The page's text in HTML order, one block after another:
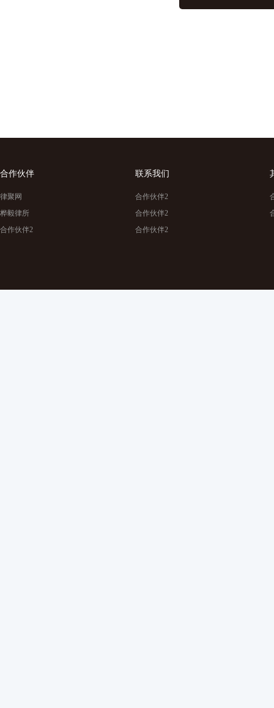
合作伙伴
律聚网
桦毅律所
合作伙伴2
联系我们
合作伙伴2
合作伙伴2
合作伙伴2